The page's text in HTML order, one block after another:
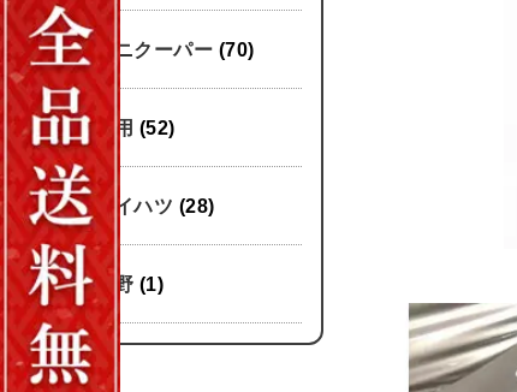
ミニクーパー (70)
汎用 (52)
ダイハツ (28)
日野 (1)